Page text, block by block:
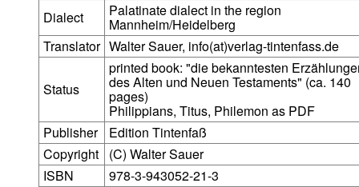
Dialect
Palatinate dialect in the region
Mannheim/Heidelberg
Translator Walter Sauer, info(at)verlag-tintenfass.de
Status
printed book: "die bekanntesten
des Alten und Neuen Testaments" (ca. 140
pages)
Philippians, Titus, Philemon as PDF
Publisher
Edition Tintenfaß
Copyright
(C) Walter Sauer
ISBN
978-3-943052-21-3